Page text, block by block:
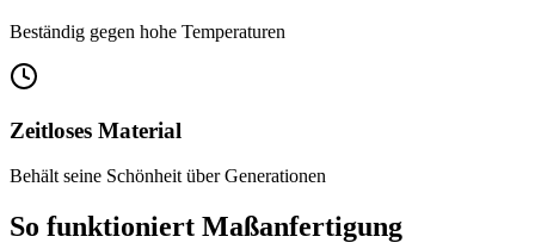
Beständig gegen hohe Temperaturen
Zeitloses Material
Behält seine Schönheit über Generationen
So funktioniert Maßanfertigung